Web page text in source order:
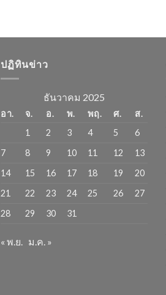
ปฏิทินข่าว
ธันวาคม 2025
อา. จ. อ. พ. พฤ. ศ.
ส.
1
2 3 4 5
6
7
8 9 10 11 12
13
14
15 16 17 18 19
20
21
22 23 24 25 26
27
28
29 30 31
« พ.ย. ม.ค. »